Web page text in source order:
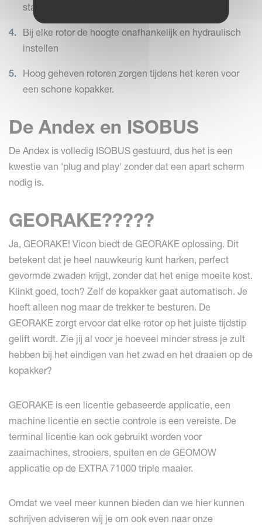
stabiliteit
Bij elke rotor de hoogte onafhankelijk en hydraulisch
instellen
Hoog geheven rotoren zorgen tijdens het keren voor
een schone kopakker.
De Andex en ISOBUS
De Andex is volledig ISOBUS gestuurd, dus het is een
kwestie van 'plug and play' zonder dat een apart scherm
nodig is.
GEORAKE?????
Ja, GEORAKE! Vicon biedt de GEORAKE oplossing. Dit
betekent dat je heel nauwkeurig kunt harken, perfect
gevormde zwaden krijgt, zonder dat het enige moeite kost.
Klinkt goed, toch? Zelf de kopakker gaat automatisch. Je
hoeft alleen nog maar de trekker te besturen. De
GEORAKE zorgt ervoor dat elke rotor op het juiste tijdstip
gelift wordt. Zie jij al voor je hoeveel minder stress je zult
hebben bij het eindigen van het zwad en het draaien op de
kopakker?
GEORAKE is een licentie gebaseerde applicatie, een
machine licentie en sectie controle is een vereiste. De
terminal licentie kan ook gebruikt worden voor
zaaimachines, strooiers, spuiten en de GEOMOW
applicatie op de EXTRA 71000 triple maaier.
Omdat we veel meer kunnen bieden dan we hier kunnen
schrijven adviseren wij je om ook even naar onze